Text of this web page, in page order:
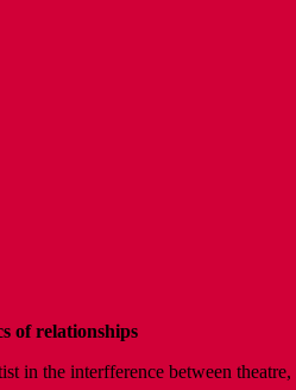
of relationships
in the interfference between theatre,